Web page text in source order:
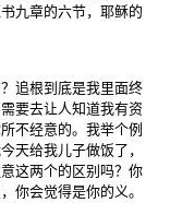
九章的六节，耶稣的
追根到底是我里面终
要去让人知道我有资
不经意的。我举个例
天给我儿子做饭了，
这两个的区别吗？你
你会觉得是你的义。